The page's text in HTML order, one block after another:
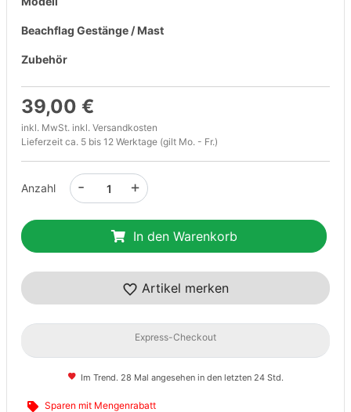
Beachflag Gestänge / Mast
Zubehör
39,00 €
inkl. MwSt. inkl. Versandkosten
Lieferzeit ca. 5 bis 12 Werktage (gilt Mo. - Fr.)
Anzahl +
-
In den Warenkorb
Artikel merken
Express-Checkout
Im Trend. 28 Mal angesehen in den letzten 24 Std.
Sparen mit Mengenrabatt